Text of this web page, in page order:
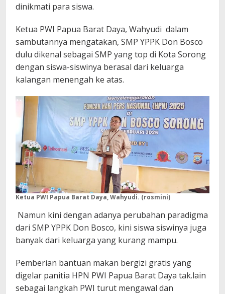
dinikmati para siswa.
Ketua PWI Papua Barat Daya, Wahyudi dalam
sambutannya mengatakan, SMP YPPK Don Bosco
dulu dikenal sebagai SMP yang top di Kota Sorong
dengan siswa-siswinya berasal dari keluarga
kalangan menengah ke atas.
Ketua PWI Papua Barat Daya, Wahyudi. (rosmini)
Namun kini dengan adanya perubahan paradigma
dari SMP YPPK Don Bosco, kini siswa siswinya juga
banyak dari keluarga yang kurang mampu.
Pemberian bantuan makan bergizi gratis yang
digelar panitia HPN PWI Papua Barat Daya tak.lain
sebagai langkah PWI turut mengawal dan